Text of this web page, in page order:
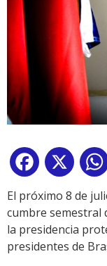
Facebook
X
El próximo 8 de
cumbre semestral
la presidencia
presidentes de